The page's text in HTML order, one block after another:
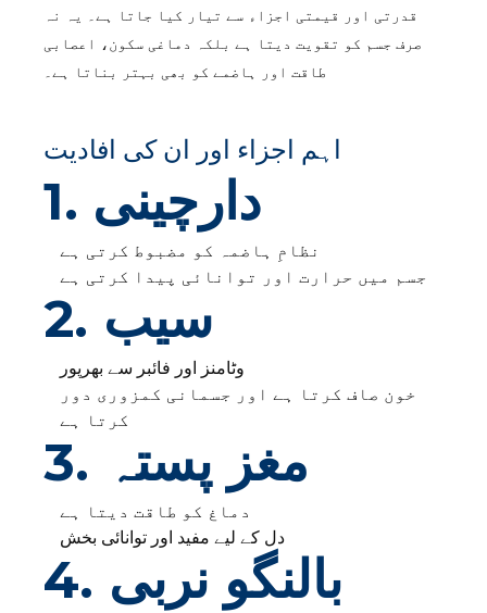
قدرتی اور قیمتی اجزاء سے تیار کیا جاتا ہے۔ یہ نہ
صرف جسم کو تقویت دیتا ہے بلکہ دماغی سکون، اعصابی
طاقت اور ہاضمے کو بھی بہتر بناتا ہے۔
اہم اجزاء اور ان کی افادیت
1. دارچینی
نظامِ ہاضمہ کو مضبوط کرتی ہے
جسم میں حرارت اور توانائی پیدا کرتی ہے
2. سیب
وٹامنز اور فائبر سے بھرپور
خون صاف کرتا ہے اور جسمانی کمزوری دور
کرتا ہے
3. مغز پستہ
دماغ کو طاقت دیتا ہے
دل کے لیے مفید اور توانائی بخش
4. بالنگو نربی